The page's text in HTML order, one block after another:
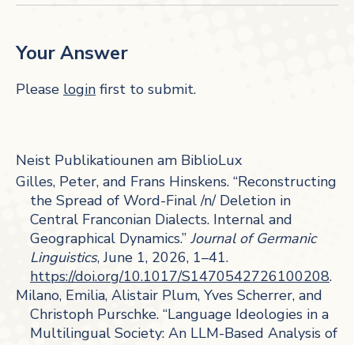
Your Answer
Please login first to submit.
Neist Publikatiounen am BiblioLux
Gilles, Peter, and Frans Hinskens. “Reconstructing
the Spread of Word-Final /n/ Deletion in
Central Franconian Dialects. Internal and
Geographical Dynamics.” Journal of Germanic
Linguistics, June 1, 2026, 1–41.
https://doi.org/10.1017/S1470542726100208.
Milano, Emilia, Alistair Plum, Yves Scherrer, and
Christoph Purschke. “Language Ideologies in a
Multilingual Society: An LLM-Based Analysis of